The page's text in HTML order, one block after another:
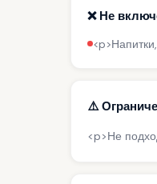
❌ Не
⚠️
<p>Не